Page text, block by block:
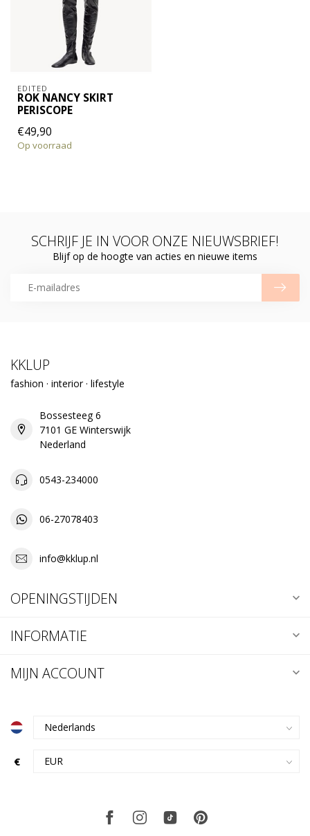
EDITED
ROK NANCY SKIRT
PERISCOPE
€49,90
Op voorraad
SCHRIJF JE IN VOOR ONZE NIEUWSBRIEF!
Blijf op de hoogte van acties en nieuwe items
KKLUP
fashion · interior · lifestyle
Bossesteeg 6
7101 GE Winterswijk
Nederland
0543-234000
06-27078403
info@kklup.nl
OPENINGSTIJDEN
INFORMATIE
MIJN ACCOUNT
€